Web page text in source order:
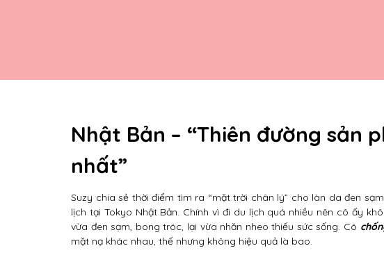
Nhật Bản – “Thiên đường sản
nhất”
Suzy chia sẻ thời điểm tìm ra “mặt trời chân lý” cho làn da đen
lịch tại Tokyo Nhật Bản. Chính vì đi du lịch quá nhiều nên cô ấy
vừa đen sạm, bong tróc, lại vừa nhăn nheo thiếu sức sống. Cô
mặt nạ khác nhau, thế nhưng không hiệu quả là bao.